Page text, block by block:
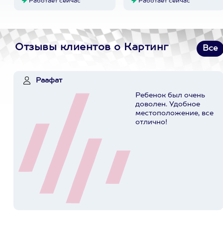
Отзывы клиентов о Картинг Все
Раафат
Ребенок был очень
доволен. Удобное
местоположение, все
отлично!